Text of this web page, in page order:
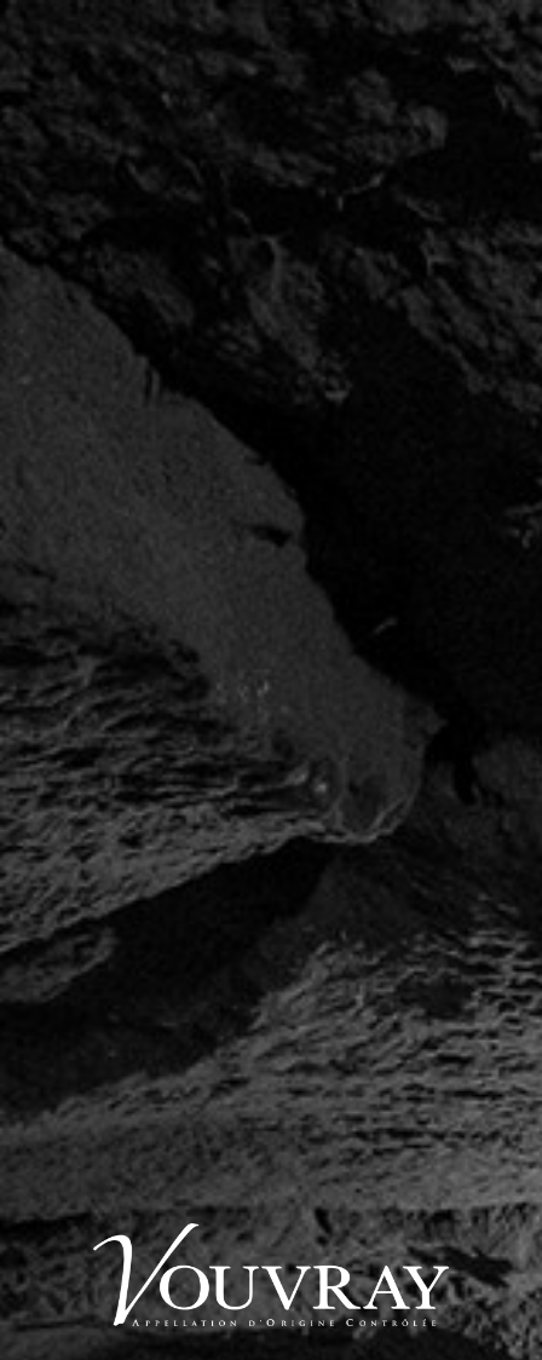
ACCEPT AND CLOSE SET COOKIES
EN
EN
APPELLATION VOUVRAY WINES
NOS ACTUALITÉS
THE NEW WAVE
13 June 2022